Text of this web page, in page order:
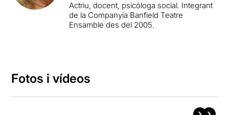
Actriu, docent, psicòloga social. Integrant
de la Companyia Banfield Teatre
Ensamble des del 2005.
Fotos i vídeos